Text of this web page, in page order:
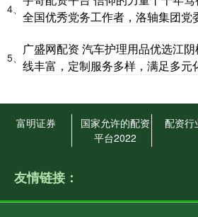
4、 全国优秀党务工作者，洛轴集团党
5、
广盛网配资 汽车护理用品优选江
线丰富，定制服务多样，满足多元
富明证券
国家允许的配资
平台2022
配资行
友情链接：